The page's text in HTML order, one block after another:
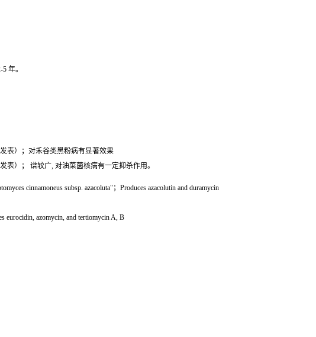
年。
表）；对禾谷类黑粉病有显著效果
表）； 谱较广, 对油菜菌核病有一定抑杀作用。
cinnamoneus subsp. azacoluta"；Produces azacolutin and duramycin
eurocidin, azomycin, and tertiomycin A, B